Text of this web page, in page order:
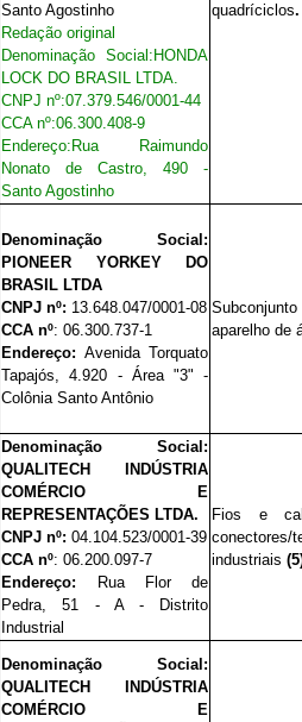
Santo Agostinho
Redação original
Denominação Social: HONDA
LOCK DO BRASIL LTDA.
CNPJ nº:07.379.546/0001-44
CCA nº:06.300.408-9
Endereço: Rua Raimundo
Nonato de Castro, 490 -
Santo Agostinho
quadríciclos.
Denominação Social:
PIONEER YORKEY DO
BRASIL LTDA
CNPJ nº: 13.648.047/0001-08
CCA nº:06.300.737-1
Endereço:Avenida Torquato
Tapajós, 4.920 - Área "3" -
Colônia Santo Antônio
aparelho de
Denominação Social:
QUALITECH INDÚSTRIA
COMÉRCIO E
REPRESENTAÇÕES LTDA.
CNPJ nº:04.104.523/0001-39
CCA nº:06.200.097-7
Endereço:
Rua Flor de
Pedra, 51 - A - Distrito
Industrial
Fios e
industriais
Denominação Social:
QUALITECH INDÚSTRIA
COMÉRCIO E